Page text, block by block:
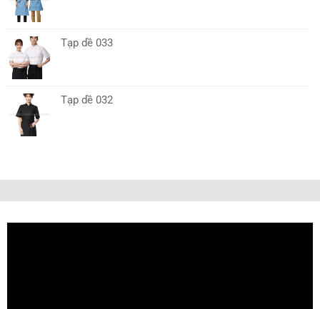
Tạp dề 033
Tạp dề 032